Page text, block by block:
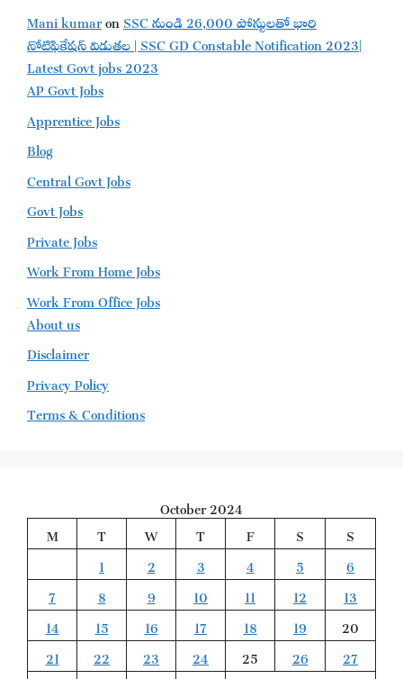
Mani kumaronSSC నుండి 26,000 పోస్టులతో భారి
నోటిఫికేషన్ విడుతల | SSC GD Constable Notification 2023|
Latest Govt jobs 2023
AP Govt Jobs
Apprentice Jobs
Blog
Central Govt Jobs
Govt Jobs
Private Jobs
Work From Home Jobs
Work From Office Jobs
About us
Disclaimer
Privacy Policy
Terms & Conditions
October 2024
M
T W T F S
S
1
2 3 4 5
6
7
8 9 10 11 12
13
14
15 16 17 18 19
20
21
22 23 24 25 26
27